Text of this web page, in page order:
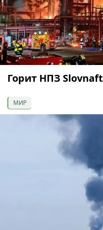
Горит НПЗ Slovnaft
МИР